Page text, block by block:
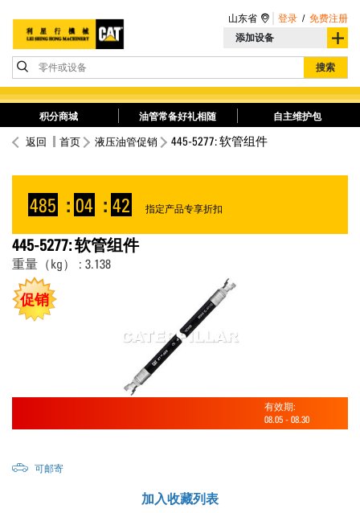
添加设备
零件或设备 搜索
山东省 登录 / 免费注册
积分商城 油管常备好礼相随 自主维护包
返回 首页 液压油管促销 445-5277: 软管组件
485 : 04 : 42 指定产品专享折扣
445-5277: 软管组件
重量（kg） : 3.138
促销
有效期:
08.05 - 08.30
可邮寄
加入收藏列表